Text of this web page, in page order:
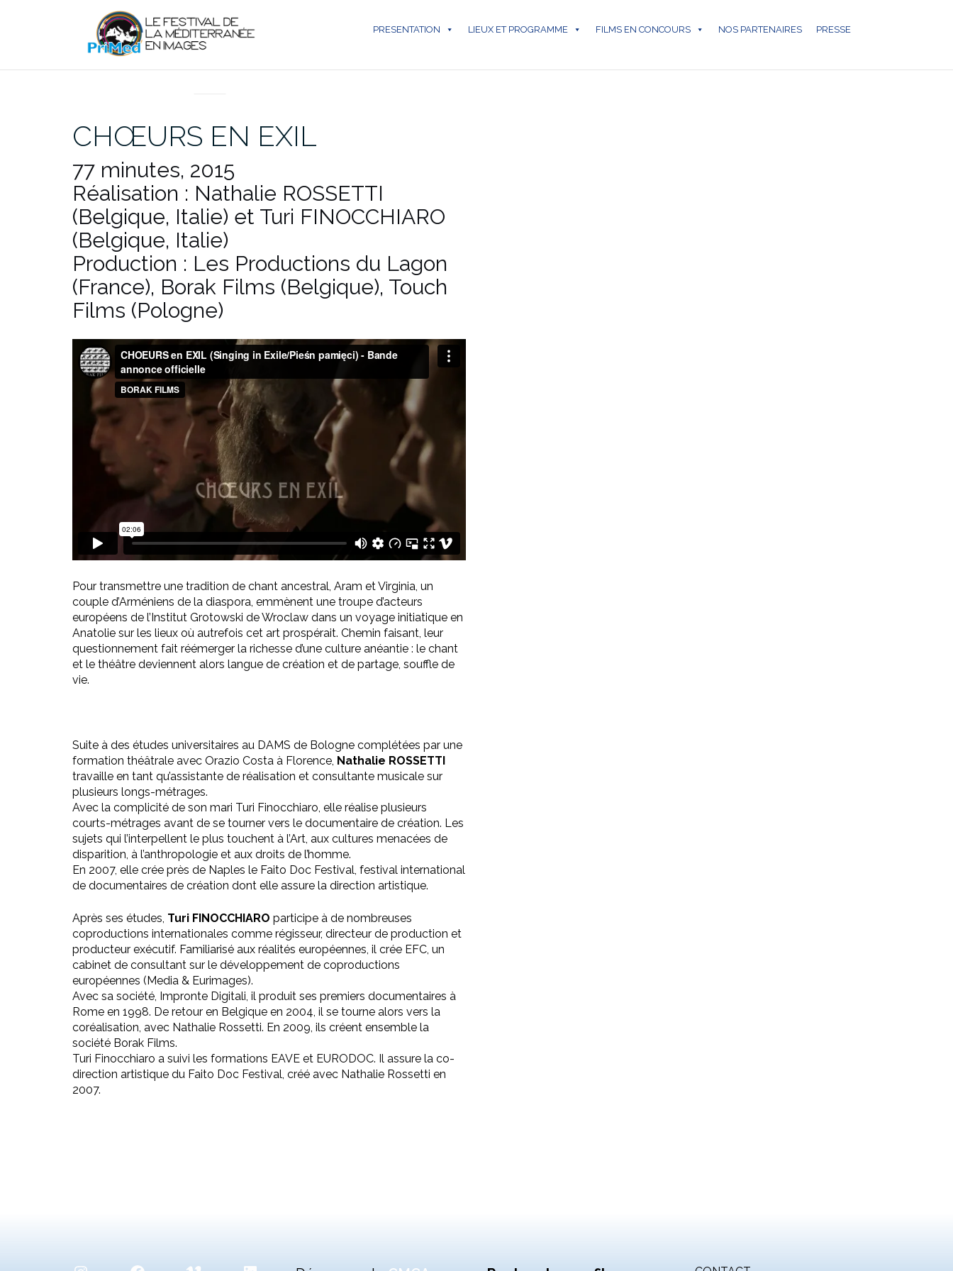
PRESENTATION LIEUX ET PROGRAMME FILMS EN CONCOURS NOS PARTENAIRES PRESSE
CHŒURS EN EXIL
77 minutes, 2015
Réalisation : Nathalie ROSSETTI
(Belgique, Italie) et Turi FINOCCHIARO
(Belgique, Italie)
Production : Les Productions du Lagon
(France), Borak Films (Belgique), Touch
Films (Pologne)
Pour transmettre une tradition de chant ancestral, Aram et Virginia, un
couple d’Arméniens de la diaspora, emmènent une troupe d’acteurs
européens de l’Institut Grotowski de Wroclaw dans un voyage initiatique en
Anatolie sur les lieux où autrefois cet art prospérait. Chemin faisant, leur
questionnement fait réémerger la richesse d’une culture anéantie : le chant
et le théâtre deviennent alors langue de création et de partage, souffle de
vie.
Suite à des études universitaires au DAMS de Bologne complétées par une
formation théâtrale avec Orazio Costa à Florence, Nathalie ROSSETTI
travaille en tant qu’assistante de réalisation et consultante musicale sur
plusieurs longs-métrages.
Avec la complicité de son mari Turi Finocchiaro, elle réalise plusieurs
courts-métrages avant de se tourner vers le documentaire de création. Les
sujets qui l’interpellent le plus touchent à l’Art, aux cultures menacées de
disparition, à l’anthropologie et aux droits de l’homme.
En 2007, elle crée près de Naples le Faito Doc Festival, festival international
de documentaires de création dont elle assure la direction artistique.
Après ses études, Turi FINOCCHIARO participe à de nombreuses
coproductions internationales comme régisseur, directeur de production et
producteur exécutif. Familiarisé aux réalités européennes, il crée EFC, un
cabinet de consultant sur le développement de coproductions
européennes (Media & Eurimages).
Avec sa société, Impronte Digitali, il produit ses premiers documentaires à
Rome en 1998. De retour en Belgique en 2004, il se tourne alors vers la
coréalisation, avec Nathalie Rossetti. En 2009, ils créent ensemble la
société Borak Films.
Turi Finocchiaro a suivi les formations EAVE et EURODOC. Il assure la co-
direction artistique du Faito Doc Festival, créé avec Nathalie Rossetti en
2007.